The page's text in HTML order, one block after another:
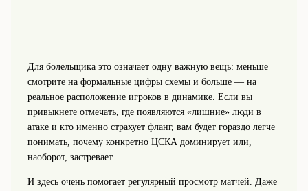
Для болельщика это означает одну важную вещь: меньше
смотрите на формальные цифры схемы и больше — на
реальное расположение игроков в динамике. Если вы
привыкнете отмечать, где появляются «лишние» люди в
атаке и кто именно страхует фланг, вам будет гораздо легче
понимать, почему конкретно ЦСКА доминирует или,
наоборот, застревает.
И здесь очень помогает регулярный просмотр матчей. Даже